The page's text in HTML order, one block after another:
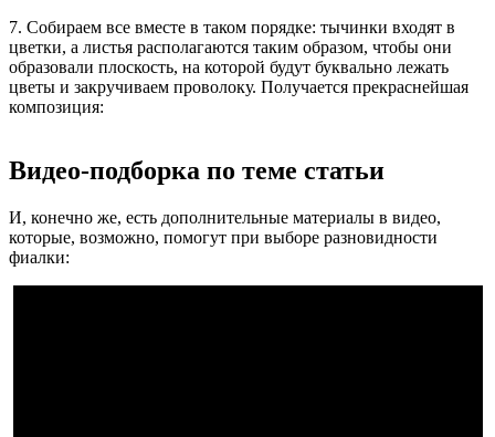
7. Собираем все вместе в таком порядке: тычинки входят в
цветки, а листья располагаются таким образом, чтобы они
образовали плоскость, на которой будут буквально лежать
цветы и закручиваем проволоку. Получается прекраснейшая
композиция:
Видео-подборка по теме статьи
И, конечно же, есть дополнительные материалы в видео,
которые, возможно, помогут при выборе разновидности
фиалки: